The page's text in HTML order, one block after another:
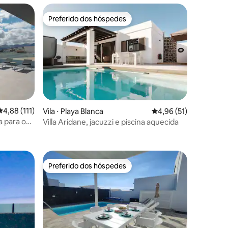
de uma avaliação média de 5, 111 avaliações
4,88 (111)
para o
Preferido dos hóspedes
Preferido dos hóspedes
Vila ⋅ Playa Blanca 4,96 de uma
4,96 (51)
Villa Aridane, jacuzzi e piscina aquecida
hóspedes Preferido dos hóspedes
Preferido dos hóspedes